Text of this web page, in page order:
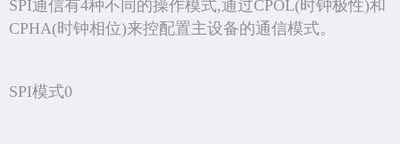
SPI通信有4种不同的操作模式,通过CPOL(时钟极性)和
CPHA(时钟相位)来控配置主设备的通信模式。
SPI模式0